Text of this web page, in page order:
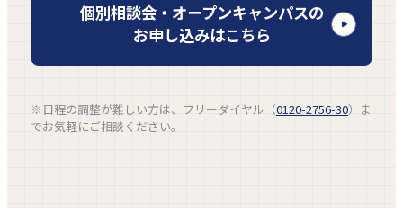
外
ト
を
個別相談会・オープンキャンパスの
お申し込みはこちら
※日程の調整が難しい方は、フリーダイヤル（0120-2756-30）ま
でお気軽にご相談ください。